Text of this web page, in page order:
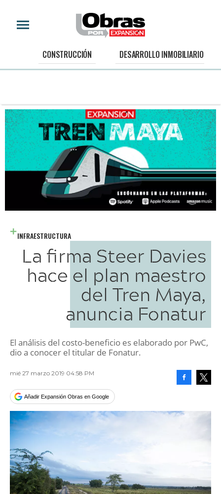
CONSTRUCCIÓN DESARROLLO INMOBILIARIO
INFRAESTRUCTURA
La firma Steer Davies
hace el plan maestro
del Tren Maya,
anuncia Fonatur
El análisis del costo-beneficio es elaborado por PwC,
dio a conocer el titular de Fonatur.
mié 27 marzo 2019 04:58 PM
Añadir Expansión Obras en Google